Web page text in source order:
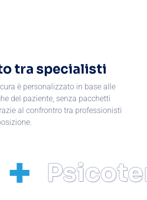
tra specialisti
è personalizzato in base alle
del paziente, senza pacchetti
al confrontro tra professionisti